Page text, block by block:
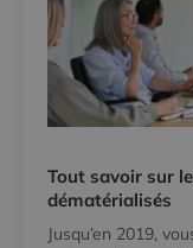
Tout savoir sur
dématérialisés
Jusqu’en 2019,